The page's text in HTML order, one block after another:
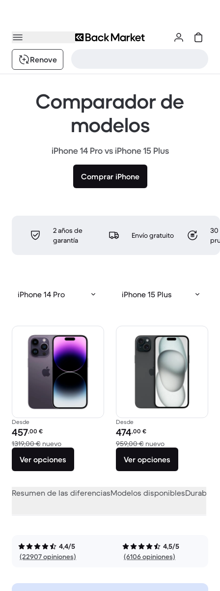
Renove
Comparador de
modelos
iPhone 14 Pro vs iPhone 15 Plus
Comprar iPhone
2 años de
garantía
Envío gratuito
30
iPhone 14 Pro iPhone 15 Plus
Desde
Precio reacondicionado:
457,00 €
1319,00 € nuevoEl dispositivo nuevo vale 1319,00 €
Ver opciones
Desde
Precio reacondicionado:
474,00 €
959,00 € nuevoEl dispositivo
Ver opciones
Resumen de las diferenciasModelos disponibles
4,4/5
(22907 opiniones)
4,5/5
(6106 opiniones)